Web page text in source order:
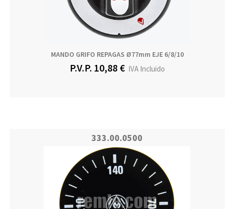
MANDO GRIFO REPAGAS Ø77mm EJE 6/8/10
P.V.P. 10,88 €IVA Incluido
333.00.0500